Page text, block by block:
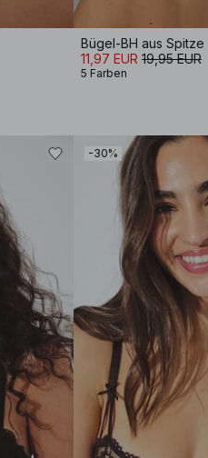
Bügel-BH aus Spitze
11,97 EUR 19,95 EUR
5 Farben
-30%